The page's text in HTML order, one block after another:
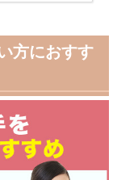
方におすす